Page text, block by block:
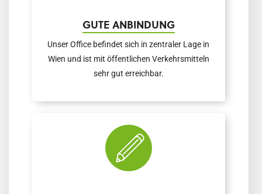
GUTE ANBINDUNG
Unser Office befindet sich in zentraler Lage in
Wien und ist mit öffentlichen Verkehrsmitteln
sehr gut erreichbar.